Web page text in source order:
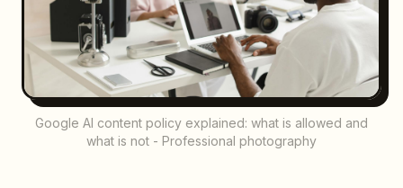
Google AI content policy explained: what is allowed and
what is not - Professional photography